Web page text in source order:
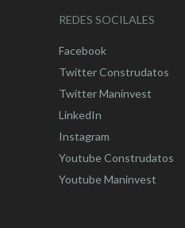
REDES SOCILALES
Facebook
Twitter Construdatos
Twitter Maninvest
LinkedIn
Instagram
Youtube Construdatos
Youtube Maninvest